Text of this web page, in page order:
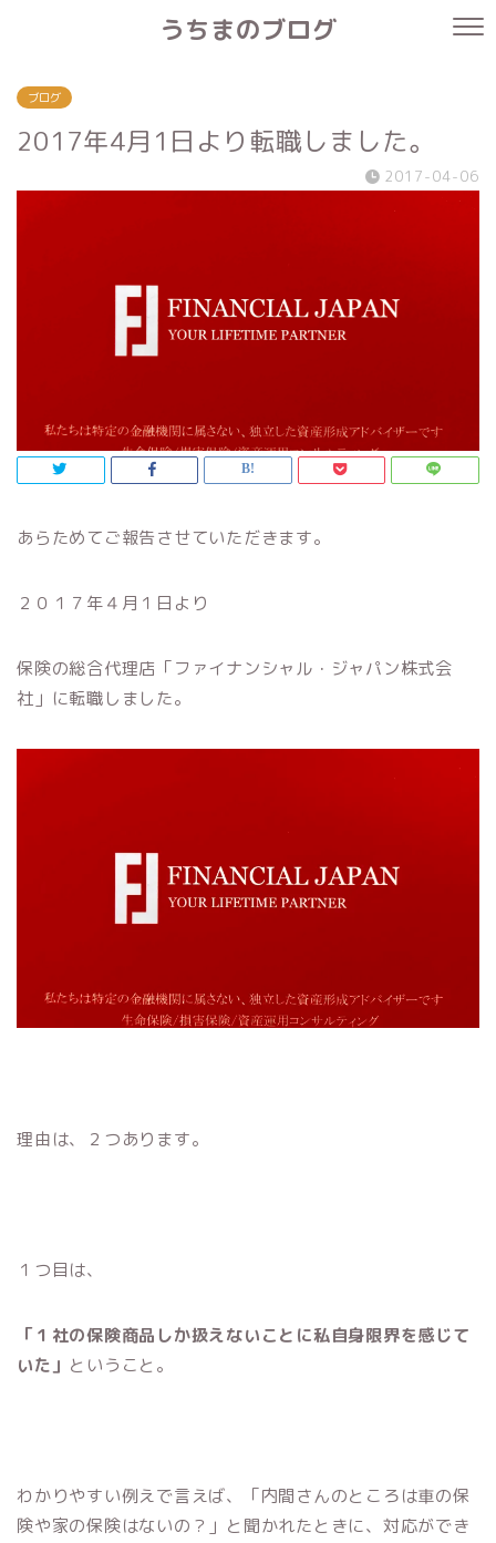
うちまのブログ
ブログ
2017年4月1日より転職しました。
2017-04-06
あらためてご報告させていただきます。
２０１７年４月１日より
保険の総合代理店「ファイナンシャル・ジャパン株式会
社」に転職しました。
理由は、２つあります。
１つ目は、
「１社の保険商品しか扱えないことに私自身限界を感じて
いた」 ということ。
わかりやすい例えで言えば、「内間さんのところは車の保
険や家の保険はないの？」と聞かれたときに、対応ができ